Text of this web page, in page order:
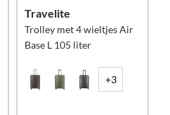
Travelite
Trolley met 4 wieltjes Air
Base L 105 liter
+3